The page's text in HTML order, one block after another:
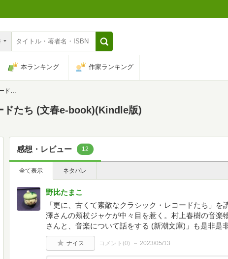
本ランキング 作家ランキング
ドたち (文春e-book)(Kindle版)
感想・レビュー 12
全て表示 ネタバレ
野比たまこ
「更に、古くて素敵なクラシック・レコードたち」
澤さんの頬杖ジャケが中々目を惹く。村上春樹の音楽
さんと、音楽について話をする (新潮文庫)」も是非是非
ナイス コメント(0) 2023/05/13